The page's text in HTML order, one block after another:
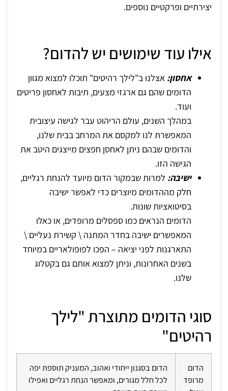
יצירתיים ופרקטיים נוספים.
אילו עוד שימושים יש להדום?
אחסון: אצלנו ב"לילך רהיטים" תוכלו למצוא מגוון
הדומים שהם גם ארגזי מצעים, תיבות לאחסון פריטים
ועוד.
במהלך השנים, עולם הריהוט עבר לגישה עיצובית
המאפשרת לנו למקסם את המרחב בבית שלנו,
והדומים שבהם ניתן לאחסן חפצים מייצגים היטב את
הגישה הזו.
ישיבה: למרות שבמקור הדום מיועד להנחת רגליים,
חלק מההדומים מיוצרים כדי לאפשר ישיבה
בסיטואציות שונות.
הדומים הנראים כמו ספסלים מרופדים, או כאלו
המאפשרים ישיבה בחדר המתנה \ קשירת נעליים \
התארגנות לפני יציאה – הפכו לפופולאריים במיוחד
בשנים האחרונות, וניתן למצוא אותם גם בקטלוג
שלנו.
סוגי הדומים מתוצרת "לילך
רהיטים"
הדום
מרופד
הדום בסגנון ייחודי ואהוב, המעניק תוספת יפה
לכל חלל מגורים, ומאפשר הנחת רגליים ואפילו